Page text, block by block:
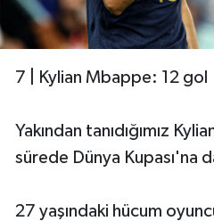
7 | Kylian Mbappe: 12 gol
Yakından tanıdığımız
sürede Dünya Kupası'na
27 yaşındaki hücum